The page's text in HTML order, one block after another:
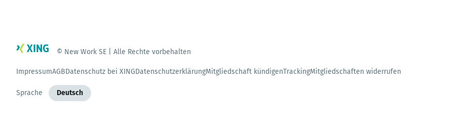
© New Work SE | Alle Rechte vorbehalten
ImpressumAGBDatenschutz bei XINGDatenschutzerklärungMitgliedschaft kündigenTrackingMitgliedschaften widerrufen
Sprache Deutsch